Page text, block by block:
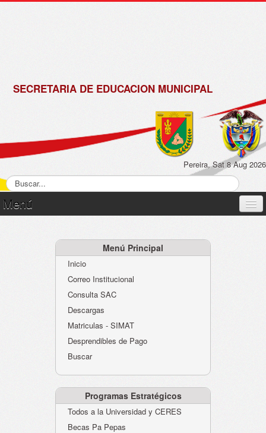
SECRETARIA DE EDUCACION MUNICIPAL
Pereira, Sat 8 Aug 2026
Menú
Atención al Ciudadano
Instituciones Educativas
Despacho Secretaría
Evaluación desempeño
Humano-Cesantías
Menú Principal
Inicio
Correo Institucional
Consulta SAC
Descargas
Matriculas - SIMAT
Desprendibles de Pago
Buscar
Programas Estratégicos
Todos a la Universidad y CERES
Becas Pa Pepas
de